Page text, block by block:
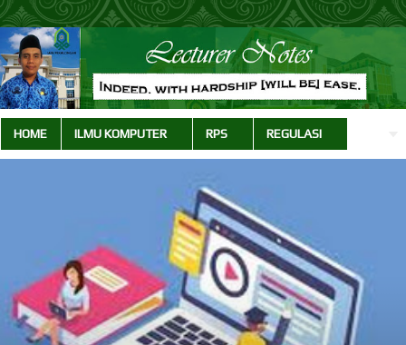
HOME ILMU KOMPUTER RPS REGULASI